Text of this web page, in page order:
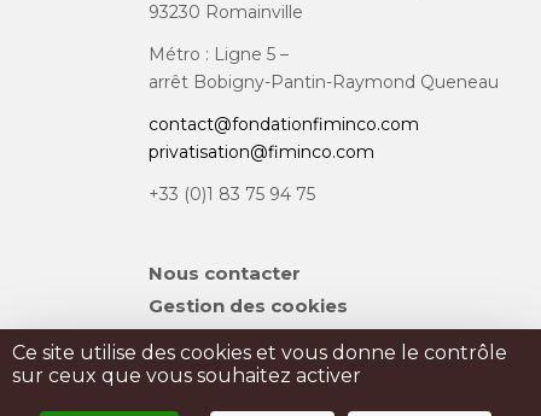
93230 Romainville
Métro : Ligne 5 –
arrêt Bobigny-Pantin-Raymond Queneau
contact@fondationfiminco.com
privatisation@fiminco.com
+33 (0)1 83 75 94 75
Aller
contenu
Nous contacter
Gestion des cookies
Plan du site
Ce site utilise des cookies et vous donne le contrôle
sur ceux que vous souhaitez activer